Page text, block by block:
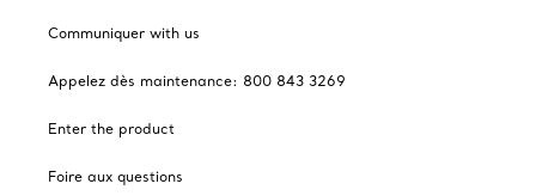
Communiquer with us
Appelez dès maintenance: 800 843 3269
Enter the product
Foire aux questions